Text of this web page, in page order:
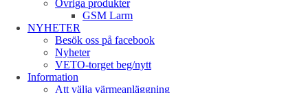
Övriga produkter
GSM Larm
NYHETER
Besök oss på facebook
Nyheter
VETO-torget beg/nytt
Information
Att välja värmeanläggning